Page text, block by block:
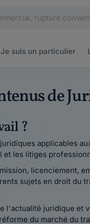
Je suis un particulier
de
?
applicables
et les litiges
licenciement,
sujets en droit du
l'actualité juridique
du marché du